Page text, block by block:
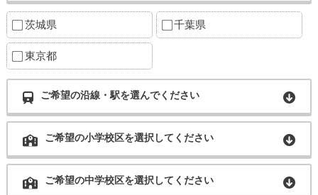
茨城県 千葉県
東京都
ご希望の沿線・駅を選んでください
ご希望の小学校区を選択してください
ご希望の中学校区を選択してください